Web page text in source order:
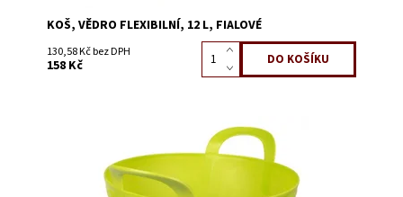
KOŠ, VĚDRO FLEXIBILNÍ, 12 L, FIALOVÉ
130,58 Kč bez DPH
158 Kč
3862B